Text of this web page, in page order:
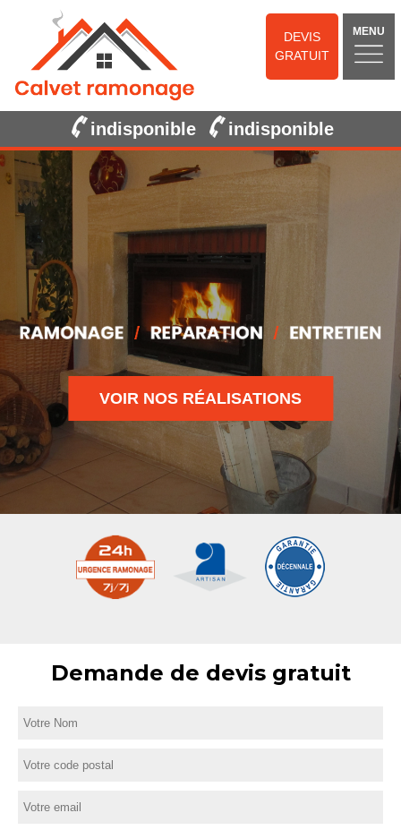
DEVIS
GRATUIT
MENU
indisponible indisponible
VOIR NOS RÉALISATIONS
Demande de devis gratuit